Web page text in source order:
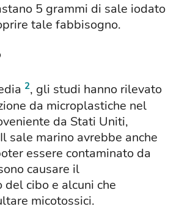
5 grammi di sale iodato
tale fabbisogno.
2, gli studi hanno rilevato
da microplastiche nel
da Stati Uniti,
sale marino avrebbe anche
essere contaminato da
causare il
cibo e alcuni che
micotossici.